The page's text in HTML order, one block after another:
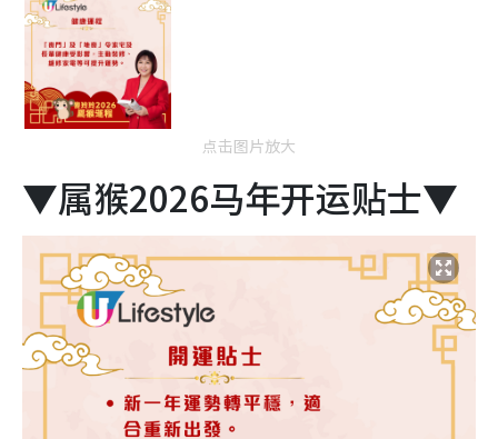
点击图片放大
▼属猴2026马年开运贴士▼